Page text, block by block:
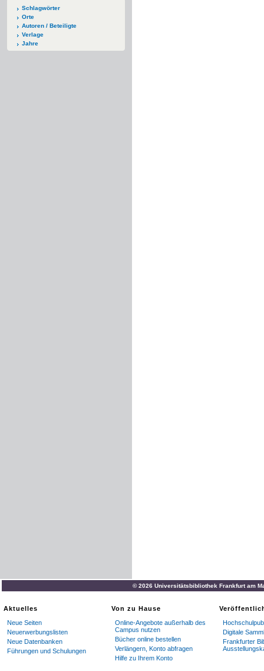
Schlagwörter
Orte
Autoren / Beteiligte
Verlage
Jahre
© 2026 Universitätsbibliothek Frankfurt am
Aktuelles
Neue Seiten
Neuerwerbungslisten
Neue Datenbanken
Führungen und Schulungen
Von zu Hause
Online-Angebote außerhalb des
Campus nutzen
Bücher online bestellen
Verlängern, Konto abfragen
Hilfe zu Ihrem Konto
Digitale
Frankfurter